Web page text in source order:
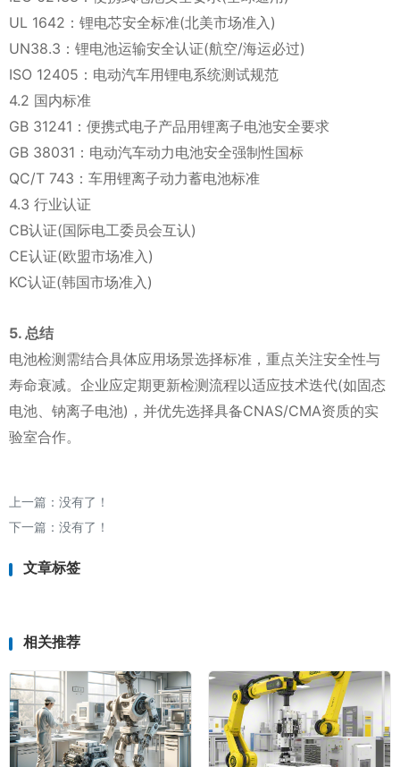
UL 1642：锂电芯安全标准(北美市场准入)
UN38.3：锂电池运输安全认证(航空/海运必过)
ISO 12405：电动汽车用锂电系统测试规范
4.2 国内标准
GB 31241：便携式电子产品用锂离子电池安全要求
GB 38031：电动汽车动力电池安全强制性国标
QC/T 743：车用锂离子动力蓄电池标准
4.3 行业认证
CB认证(国际电工委员会互认)
CE认证(欧盟市场准入)
KC认证(韩国市场准入)
5. 总结
电池检测需结合具体应用场景选择标准，重点关注安全性与
寿命衰减。企业应定期更新检测流程以适应技术迭代(如固态
电池、钠离子电池)，并优先选择具备CNAS/CMA资质的实
验室合作。
上一篇：没有了！
下一篇：没有了！
文章标签
相关推荐